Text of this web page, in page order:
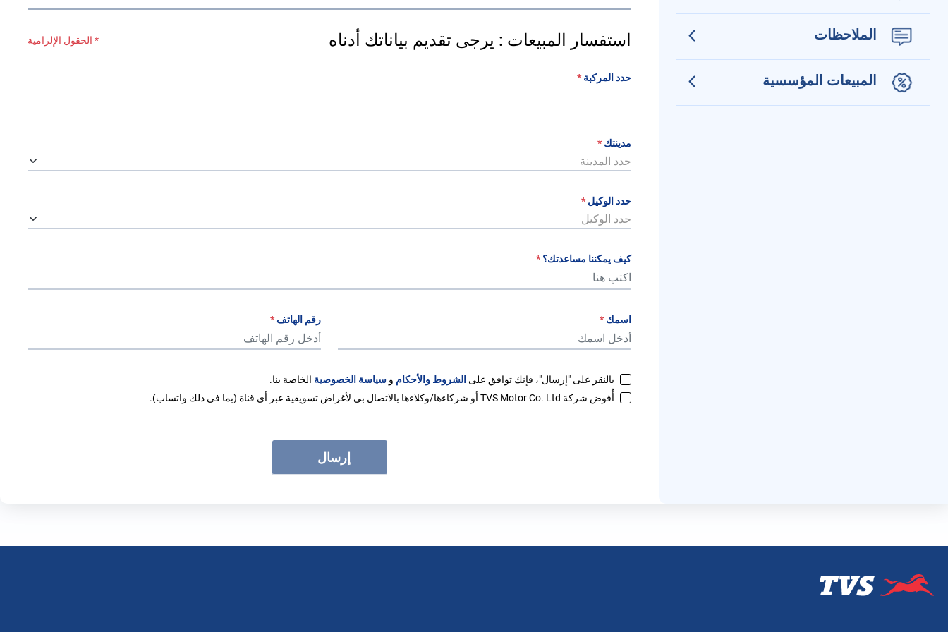
الملاحظات
المبيعات المؤسسية
استفسار المبيعات : يرجى تقديم بياناتك أدناه * الحقول الإلزامية
حدد المركبة *
مدينتك *
حدد المدينة
حدد الوكيل *
حدد الوكيل
كيف يمكننا مساعدتك؟ *
اسمك * رقم الهاتف *
بالنقر على "إرسال"، فإنك توافق على الشروط والأحكام و سياسة الخصوصية الخاصة بنا.
أُفوض شركة TVS Motor Co. Ltd أو شركاءها/وكلاءها بالاتصال بي لأغراض تسويقية عبر أي قناة (بما في ذلك واتساب).